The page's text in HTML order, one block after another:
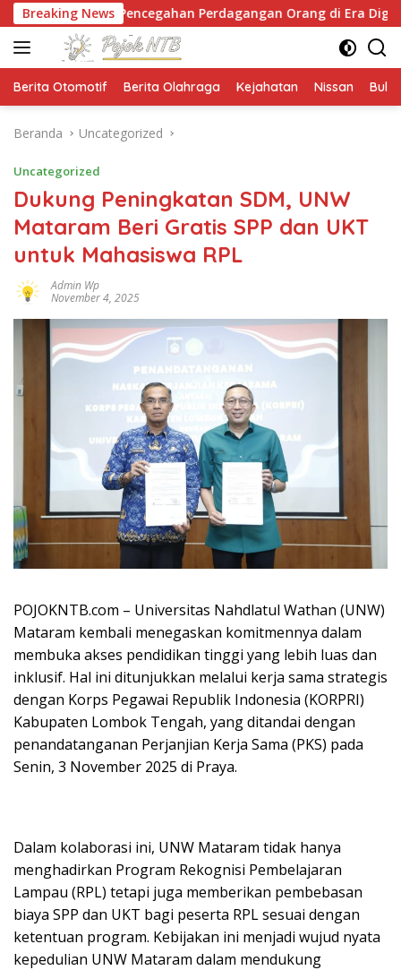
Langsung
ke
konten
Breaking News
Pencegahan Perdagangan Orang di Era Digital NTB
Berita Otomotif Berita Olahraga Kejahatan Nissan
Beranda Uncategorized
Uncategorized
Dukung Peningkatan SDM, UNW
Mataram Beri Gratis SPP dan UKT
untuk Mahasiswa RPL
Admin Wp
November 4, 2025
POJOKNTB.com – Universitas Nahdlatul Wathan (UNW)
Mataram kembali menegaskan komitmennya dalam
membuka akses pendidikan tinggi yang lebih luas dan
inklusif. Hal ini ditunjukkan melalui kerja sama strategis
dengan Korps Pegawai Republik Indonesia (KORPRI)
Kabupaten Lombok Tengah, yang ditandai dengan
penandatanganan Perjanjian Kerja Sama (PKS) pada
Senin, 3 November 2025 di Praya.
Dalam kolaborasi ini, UNW Mataram tidak hanya
menghadirkan Program Rekognisi Pembelajaran
Lampau (RPL) tetapi juga memberikan pembebasan
biaya SPP dan UKT bagi peserta RPL sesuai dengan
ketentuan program. Kebijakan ini menjadi wujud nyata
kepedulian UNW Mataram dalam mendukung